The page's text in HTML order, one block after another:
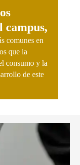
campus,
comunes en
que la
consumo y la
de este